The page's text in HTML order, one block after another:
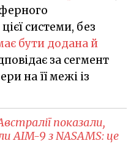
системи, без
бути додана й
за сегмент
на її межі із
показали,
AIM-9 з NASAMS: це